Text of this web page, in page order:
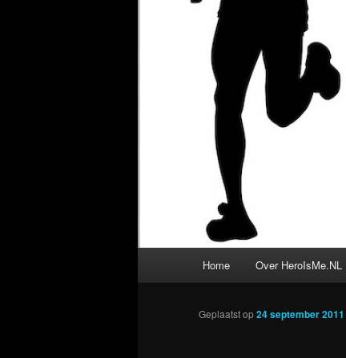
Home Over HeroIsMe.NL
Geplaatst op24 september 2011